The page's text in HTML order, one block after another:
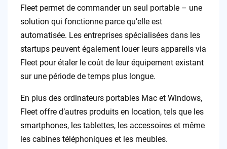
Fleet permet de commander un seul portable – une
solution qui fonctionne parce qu’elle est
automatisée. Les entreprises spécialisées dans les
startups peuvent également louer leurs appareils via
Fleet pour étaler le coût de leur équipement existant
sur une période de temps plus longue.
En plus des ordinateurs portables Mac et Windows,
Fleet offre d’autres produits en location, tels que les
smartphones, les tablettes, les accessoires et même
les cabines téléphoniques et les meubles.